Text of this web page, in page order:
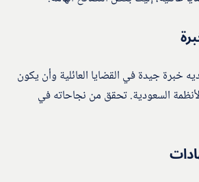
خبرة جيدة في القضايا العائلية وأن يكون
السعودية. تحقق من نجاحاته في